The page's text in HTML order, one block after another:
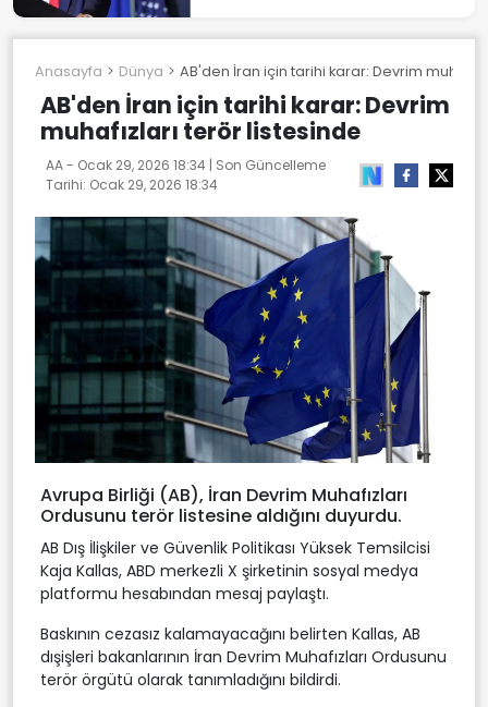
Anasayfa Dünya AB'den İran için tarihi karar: Devrim
AB'den İran için tarihi karar: Devrim
muhafızları terör listesinde
AA - Ocak 29, 2026 18:34 | Son Güncelleme
Tarihi: Ocak 29, 2026 18:34
Avrupa Birliği (AB), İran Devrim Muhafızları
Ordusunu terör listesine aldığını duyurdu.
AB Dış İlişkiler ve Güvenlik Politikası Yüksek Temsilcisi
Kaja Kallas, ABD merkezli X şirketinin sosyal medya
platformu hesabından mesaj paylaştı.
Baskının cezasız kalamayacağını belirten Kallas, AB
dışişleri bakanlarının İran Devrim Muhafızları Ordusunu
terör örgütü olarak tanımladığını bildirdi.